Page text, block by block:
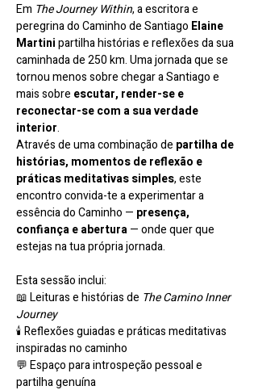
Em The Journey Within, a escritora e
peregrina do Caminho de Santiago Elaine
Martini partilha histórias e reflexões da sua
caminhada de 250 km. Uma jornada que se
tornou menos sobre chegar a Santiago e
mais sobre escutar, render-se e
reconectar-se com a sua verdade
interior.
Através de uma combinação de partilha de
histórias, momentos de reflexão e
práticas meditativas simples, este
encontro convida-te a experimentar a
essência do Caminho — presença,
confiança e abertura — onde quer que
estejas na tua própria jornada.
Esta sessão inclui:
📖 Leituras e histórias de The Camino Inner
Journey
🕯️ Reflexões guiadas e práticas meditativas
inspiradas no caminho
💬 Espaço para introspeção pessoal e
partilha genuína